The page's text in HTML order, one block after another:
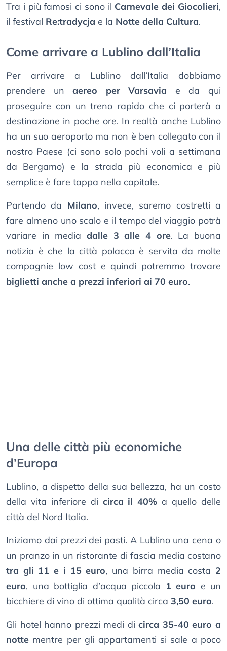
Tra i più famosi ci sono il Carnevale dei Giocolieri,
il festival Re:tradycja e la Notte della Cultura.
Come arrivare a Lublino dall’Italia
Per arrivare a Lublino dall’Italia dobbiamo
prendere unaereo per Varsavia e da qui
proseguire con un treno rapido che ci porterà a
destinazione in poche ore. In realtà anche Lublino
ha un suo aeroporto ma non è ben collegato con il
nostro Paese (ci sono solo pochi voli a settimana
da Bergamo) e la strada più economica e più
semplice è fare tappa nella capitale.
Partendo da Milano, invece, saremo costretti a
fare almeno uno scalo e il tempo del viaggio potrà
variare in media dalle 3 alle 4 ore. La buona
notizia è che la città polacca è servita da molte
compagnie low cost e quindi potremmo trovare
biglietti anche a prezzi inferiori ai 70 euro.
Una delle città più economiche
d’Europa
Lublino, a dispetto della sua bellezza, ha un costo
della vita inferiore di circa il 40% a quello delle
città del Nord Italia.
Iniziamo dai prezzi dei pasti. A Lublino una cena o
un pranzo in un ristorante di fascia media costano
tra gli 11 e i 15 euro, una birra media costa 2
euro, una bottiglia d’acqua piccola 1 euro e un
bicchiere di vino di ottima qualità circa 3,50 euro.
Gli hotel hanno prezzi medi dicirca 35-40 euro a
notte mentre per gli appartamenti si sale a poco